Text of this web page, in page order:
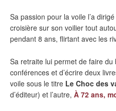
Sa passion pour la voile l’a
croisière sur son voilier tout
pendant 8 ans, flirtant avec les
Sa retraite lui permet de faire
conférences et d’écrire deux
voile sous le titre Le Choc des
d’éditeur) et l’autre, À 72 ans,